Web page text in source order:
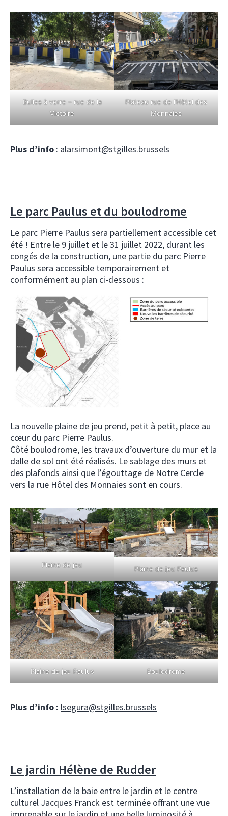
Bulles à verre – rue de la
Victoire
Plateau rue de l’Hôtel des
Monnaies
Plus d’info : alarsimont@stgilles.brussels
Le parc Paulus et du boulodrome
Le parc Pierre Paulus sera partiellement accessible cet
été ! Entre le 9 juillet et le 31 juillet 2022, durant les
congés de la construction, une partie du parc Pierre
Paulus sera accessible temporairement et
conformément au plan ci-dessous :
La nouvelle plaine de jeu prend, petit à petit, place au
cœur du parc Pierre Paulus.
Côté boulodrome, les travaux d’ouverture du mur et la
dalle de sol ont été réalisés. Le sablage des murs et
des plafonds ainsi que l’égouttage de Notre Cercle
vers la rue Hôtel des Monnaies sont en cours.
Plaine de jeu
Plaine de jeu Paulus
Plaine de jeu Paulus Boulodrome
Plus d’info : lsegura@stgilles.brussels
Le jardin Hélène de Rudder
L’installation de la baie entre le jardin et le centre
culturel Jacques Franck est terminée offrant une vue